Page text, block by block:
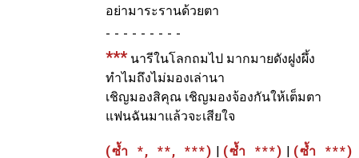
อย่ามาระรานด้วยตา
-
*** นารีในโลกถมไป มากมายดังฝูงผึ้ง
ทำไมถึงไม่มองเล่านา
เชิญมองสิคุณ เชิญมองจ้องกันให้เต็มตา
แฟนฉันมาแล้วจะเสียใจ
(ซ้ำ *, **, ***) | (ซ้ำ ***) | (ซ้ำ ***)